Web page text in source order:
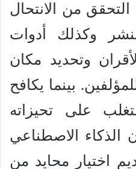
من الانتحال
وكذلك أدوات
وتحديد مكان
بينما يكافح
على تحيزاته
الذكاء الاصطناعي
اختيار محايد من